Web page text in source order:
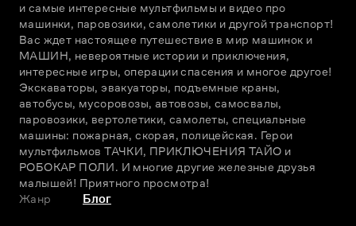
и самые интересные мультфильмы и видео про
машинки, паровозики, самолетики и другой транспорт!
Вас ждет настоящее путешествие в мир машинок и
МАШИН, невероятные истории и приключения,
интересные игры, операции спасения и многое другое!
Экскаваторы, эвакуаторы, подъемные краны,
автобусы, мусоровозы, автовозы, самосвалы,
паровозики, вертолетики, самолеты, специальные
машины: пожарная, скорая, полицейская. Герои
мультфильмов ТАЧКИ, ПРИКЛЮЧЕНИЯ ТАЙО и
РОБОКАР ПОЛИ. И многие другие железные друзья
малышей! Приятного просмотра!
Жанр
Блог